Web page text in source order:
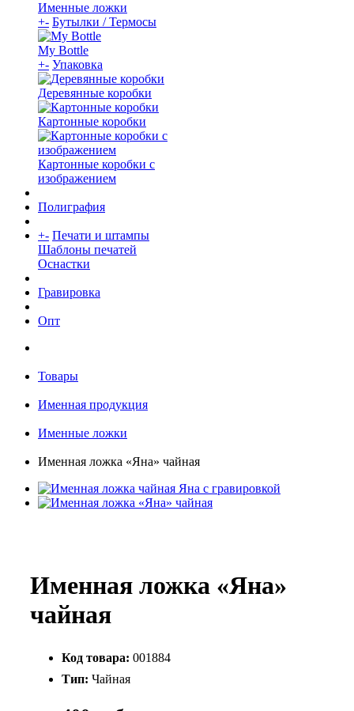
Именные ложки
+- Бутылки / Термосы
My Bottle
+- Упаковка
Деревянные коробки
Картонные коробки
Картонные коробки с
изображением
Полиграфия
+- Печати и штампы
Шаблоны печатей
Оснастки
Гравировка
Опт
Товары
Именная продукция
Именные ложки
Именная ложка «Яна» чайная
Именная ложка «Яна»
чайная
Код товара: 001884
Тип: Чайная